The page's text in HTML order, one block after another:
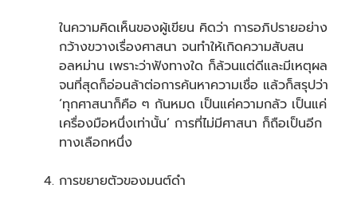
ในความคิดเห็นของผู้เขียน คิดว่า การอภิปรายอย่าง
กว้างขวางเรื่องศาสนา จนทำให้เกิดความสับสน
อลหม่าน เพราะว่าฟังทางใด ก็ล้วนแต่ดีและมีเหตุผล
จนที่สุดก็อ่อนล้าต่อการค้นหาความเชื่อ แล้วก็สรุปว่า
‘ทุกศาสนาก็คือ ๆ กันหมด เป็นแค่ความกลัว เป็นแค่
เครื่องมือหนึ่งเท่านั้น’ การที่ไม่มีศาสนา ก็ถือเป็นอีก
ทางเลือกหนึ่ง
การขยายตัวของมนต์ดำ